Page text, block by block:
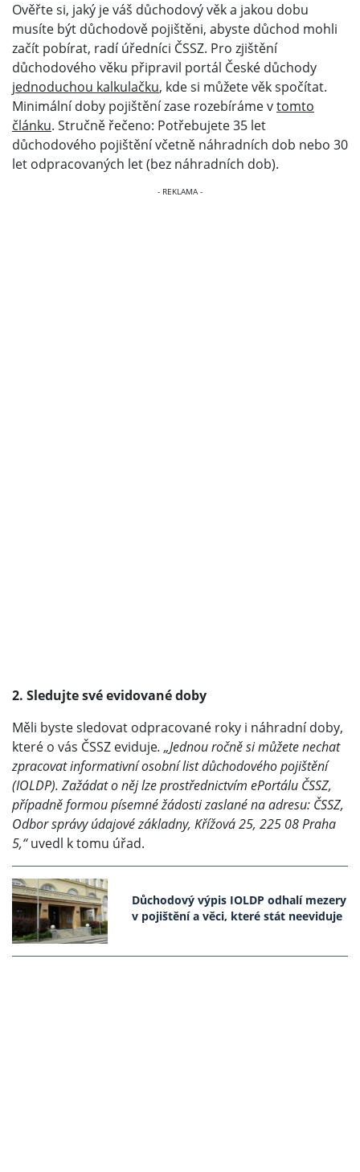
Ověřte si, jaký je váš důchodový věk a jakou dobu
musíte být důchodově pojištěni, abyste důchod mohli
začít pobírat, radí úředníci ČSSZ. Pro zjištění
důchodového věku připravil portál České důchody
jednoduchou kalkulačku, kde si můžete věk spočítat.
Minimální doby pojištění zase rozebíráme vtomto
článku. Stručně řečeno: Potřebujete 35 let
důchodového pojištění včetně náhradních dob nebo 30
let odpracovaných let (bez náhradních dob).
2. Sledujte své evidované doby
Měli byste sledovat odpracované roky i náhradní doby,
které o vás ČSSZ eviduje. „Jednou ročně si můžete nechat
zpracovat informativní osobní list důchodového pojištění
(IOLDP). Zažádat o něj lze prostřednictvím ePortálu ČSSZ,
případně formou písemné žádosti zaslané na adresu: ČSSZ,
Odbor správy údajové základny, Křížová 25, 225 08 Praha
5,“uvedl k tomu úřad.
Důchodový výpis IOLDP odhalí mezery
v pojištění a věci, které stát neeviduje